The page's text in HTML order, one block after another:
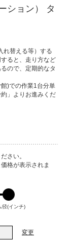
ション） タ
れ替える等）する
ると、走り方など
ので、定期的なタ
)での作業1台分単
」よりお進みくだ
さい。
格が表示されま
径(インチ)
変更